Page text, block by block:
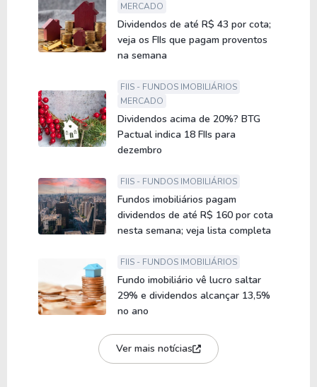
MERCADO
Dividendos de até R$ 43 por cota;
veja os FIIs que pagam proventos
na semana
FIIS - FUNDOS IMOBILIÁRIOS
MERCADO
Dividendos acima de 20%? BTG
Pactual indica 18 FIIs para
dezembro
FIIS - FUNDOS IMOBILIÁRIOS
Fundos imobiliários pagam
dividendos de até R$ 160 por cota
nesta semana; veja lista completa
FIIS - FUNDOS IMOBILIÁRIOS
Fundo imobiliário vê lucro saltar
29% e dividendos alcançar 13,5%
no ano
Ver mais notícias